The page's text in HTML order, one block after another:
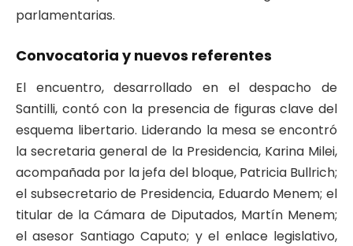
parlamentarias.
Convocatoria y nuevos referentes
El encuentro, desarrollado en el despacho de
Santilli, contó con la presencia de figuras clave del
esquema libertario. Liderando la mesa se encontró
la secretaria general de la Presidencia, Karina Milei,
acompañada por la jefa del bloque, Patricia Bullrich;
el subsecretario de Presidencia, Eduardo Menem; el
titular de la Cámara de Diputados, Martín Menem;
el asesor Santiago Caputo; y el enlace legislativo,